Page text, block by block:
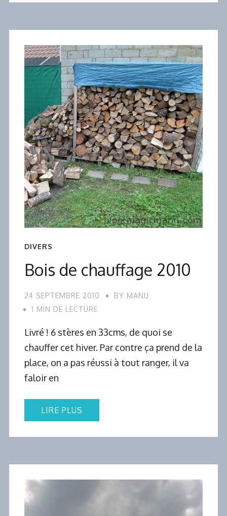
DIVERS
Bois de chauffage 2010
24 SEPTEMBRE 2010 BY MANU
1 MIN DE LECTURE
Livré ! 6 stères en 33cms, de quoi se
chauffer cet hiver. Par contre ça prend de la
place, on a pas réussi à tout ranger, il va
faloir en
LIRE PLUS